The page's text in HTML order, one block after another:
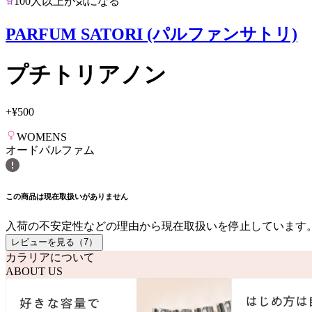
PARFUM SATORI (パルファンサトリ)
プチトリアノン
+¥500
WOMENS
オードパルファム
この商品は現在取扱いがありません
入荷の不安定性などの理由から現在取扱いを停止しています
レビューを見る（7）
カラリアについて
ABOUT US